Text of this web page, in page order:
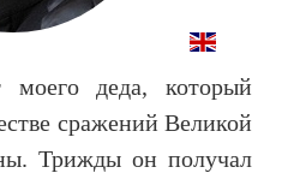
моего деда, который
сражений Великой
Трижды он получал